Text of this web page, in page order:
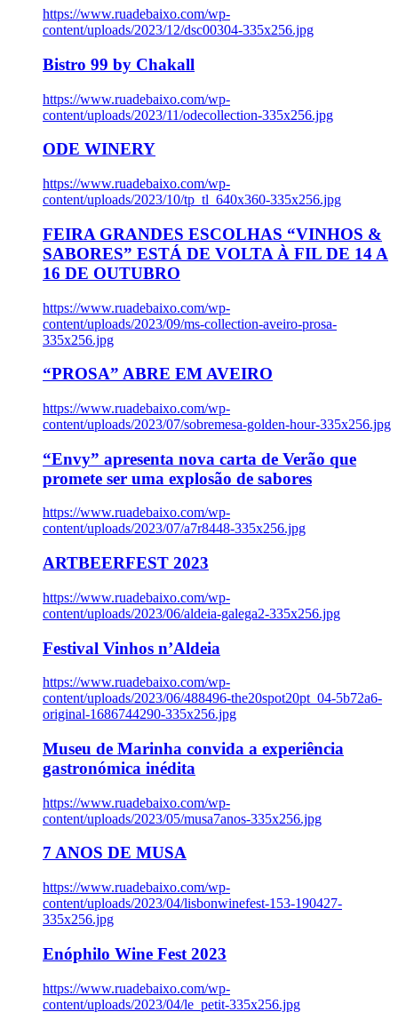
https://www.ruadebaixo.com/wp-
content/uploads/2023/12/dsc00304-335x256.jpg
Bistro 99 by Chakall
https://www.ruadebaixo.com/wp-
content/uploads/2023/11/odecollection-335x256.jpg
ODE WINERY
https://www.ruadebaixo.com/wp-
content/uploads/2023/10/tp_tl_640x360-335x256.jpg
FEIRA GRANDES ESCOLHAS “VINHOS &
SABORES” ESTÁ DE VOLTA À FIL DE 14 A
16 DE OUTUBRO
https://www.ruadebaixo.com/wp-
content/uploads/2023/09/ms-collection-aveiro-prosa-
335x256.jpg
“PROSA” ABRE EM AVEIRO
https://www.ruadebaixo.com/wp-
content/uploads/2023/07/sobremesa-golden-hour-335x256.jpg
“Envy” apresenta nova carta de Verão que
promete ser uma explosão de sabores
https://www.ruadebaixo.com/wp-
content/uploads/2023/07/a7r8448-335x256.jpg
ARTBEERFEST 2023
https://www.ruadebaixo.com/wp-
content/uploads/2023/06/aldeia-galega2-335x256.jpg
Festival Vinhos n’Aldeia
https://www.ruadebaixo.com/wp-
content/uploads/2023/06/488496-the20spot20pt_04-5b72a6-
original-1686744290-335x256.jpg
Museu de Marinha convida a experiência
gastronómica inédita
https://www.ruadebaixo.com/wp-
content/uploads/2023/05/musa7anos-335x256.jpg
7 ANOS DE MUSA
https://www.ruadebaixo.com/wp-
content/uploads/2023/04/lisbonwinefest-153-190427-
335x256.jpg
Enóphilo Wine Fest 2023
https://www.ruadebaixo.com/wp-
content/uploads/2023/04/le_petit-335x256.jpg